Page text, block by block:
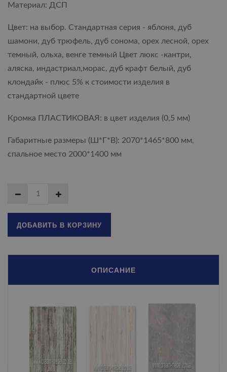
Материал: ДСП
Цвет: на выбор. Стандартная серия - яблоня, дуб
шамони, дуб трюфель, дуб сонома, орех лесной, орех
темный, ольха, венге темный Цвет люкс -кантри,
аляска, индастриал,морас, дуб крафт белый, дуб
клондайк - плюс 5% к стоимости изделия в
стандартной цвете
Кромка ПЛАСТИКОВАЯ: в цвет изделия (0,5 мм)
Габаритные размеры (Ш*Г*В): 2070*1465*800 мм,
спальное место 2000*1400 мм
ДОБАВИТЬ В КОРЗИНУ
ОПИСАНИЕ